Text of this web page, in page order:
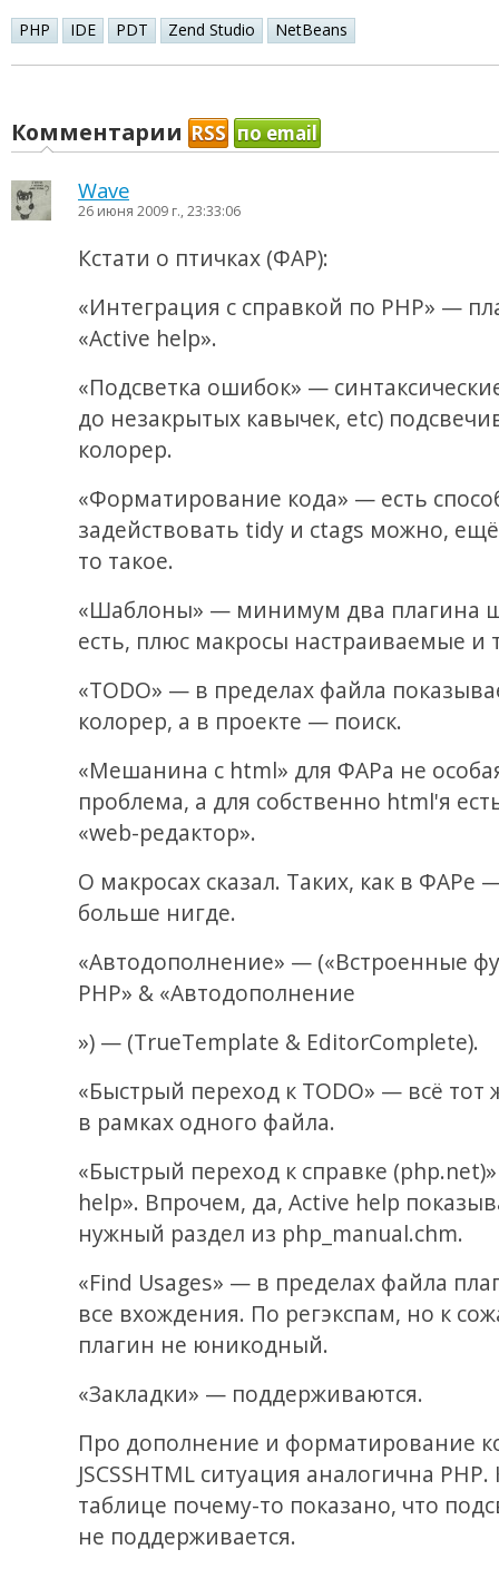
PHP IDE PDT Zend Studio NetBeans
Комментарии RSS по email
Wave
26 июня 2009 г., 23:33:06
Кстати о птичках (ФАР):
«Интеграция с справкой по PHP» —
«Active help».
«Подсветка ошибок» —
до незакрытых кавычек, etc)
колорер.
«Форматирование кода» — есть
задействовать tidy и ctags можно,
то такое.
«Шаблоны» — минимум два плагина
есть, плюс макросы настраиваемые и
«TODO» — в пределах файла
колорер, а в проекте — поиск.
«Мешанина с html» для ФАРа не
проблема, а для собственно html'я
«web-редактор».
О макросах сказал. Таких, как в ФАРе
больше нигде.
«Автодополнение» — («Встроенные
PHP» & «Автодополнение
») — (TrueTemplate & EditorComplete).
«Быстрый переход к TODO» — всё тот
в рамках одного файла.
«Быстрый переход к справке
help». Впрочем, да, Active help
нужный раздел из php_manual.chm.
«Find Usages» — в пределах файла
все вхождения. По регэкспам, но к
плагин не юникодный.
«Закладки» — поддерживаются.
Про дополнение и форматирование
JSCSSHTML ситуация аналогична PHP.
таблице почему-то показано, что
не поддерживается.